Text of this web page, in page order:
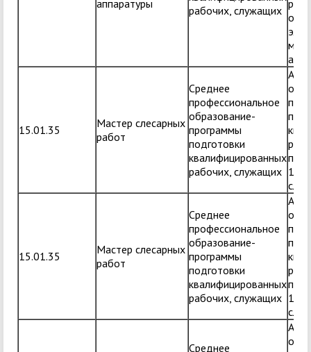
аппаратуры
рабочих, служащих
15.01.35
Мастер слесарных
работ
Среднее
профессиональное
образование-
программы
подготовки
квалифицированных
рабочих, служащих
по
15.01.35
Мастер слесарных
работ
Среднее
профессиональное
образование-
программы
подготовки
квалифицированных
рабочих, служащих
по
Среднее